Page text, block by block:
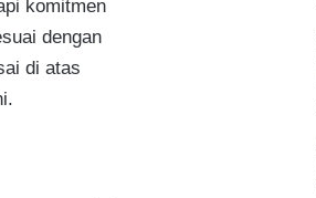
komitmen
dengan
di atas